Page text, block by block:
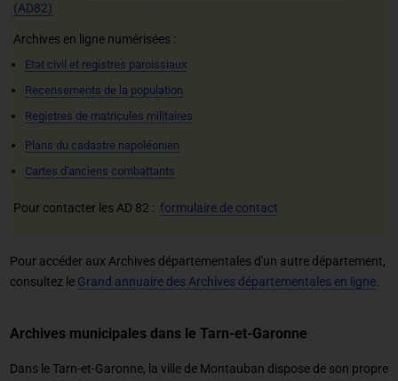
(AD82)
Archives en ligne numérisées :
Etat civil et registres paroissiaux
Recensements de la population
Registres de matricules militaires
Plans du cadastre napoléonien
Cartes d'anciens combattants
Pour contacter les AD 82 :formulaire de contact
Pour accéder aux Archives départementales d'un autre département,
consultez le Grand annuaire des Archives départementales en ligne.
Archives municipales dans le Tarn-et-Garonne
Dans le Tarn-et-Garonne, la ville de Montauban dispose de son propre